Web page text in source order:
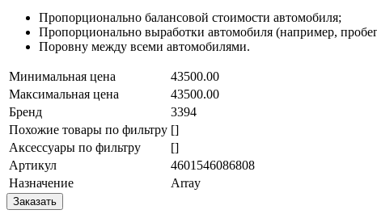
Пропорционально балансовой стоимости автомобиля;
Пропорционально выработки автомобиля (например,
Поровну между всеми автомобилями.
Минимальная цена
43500.00
Максимальная цена
43500.00
Бренд
3394
Похожие товары по фильтру []
Аксессуары по фильтру
[]
Артикул
4601546086808
Назначение
Array
Заказать